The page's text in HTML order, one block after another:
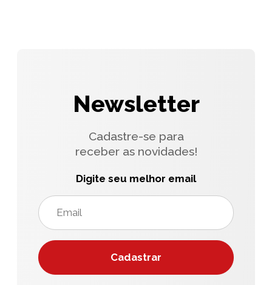
Newsletter
Cadastre-se para
receber as novidades!
Digite seu melhor email